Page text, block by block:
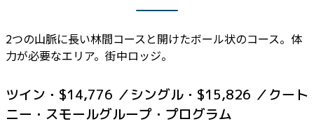
2つの山脈に長い林間コースと開けたボール状のコース。体
力が必要なエリア。街中ロッジ。
ツイン・$14,776 ／シングル・$15,826 ／クート
ニー・スモールグループ・プログラム